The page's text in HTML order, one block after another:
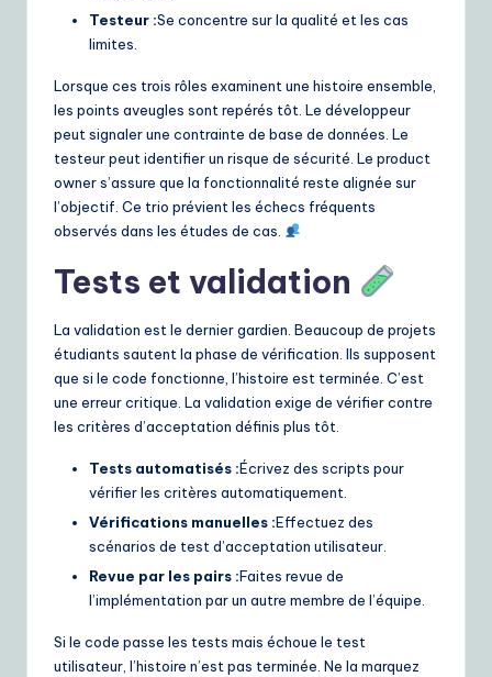
Testeur :Se concentre sur la qualité et les cas
limites.
Lorsque ces trois rôles examinent une histoire ensemble,
les points aveugles sont repérés tôt. Le développeur
peut signaler une contrainte de base de données. Le
testeur peut identifier un risque de sécurité. Le product
owner s’assure que la fonctionnalité reste alignée sur
l’objectif. Ce trio prévient les échecs fréquents
observés dans les études de cas.
Tests et validation
La validation est le dernier gardien. Beaucoup de projets
étudiants sautent la phase de vérification. Ils supposent
que si le code fonctionne, l’histoire est terminée. C’est
une erreur critique. La validation exige de vérifier contre
les critères d’acceptation définis plus tôt.
Tests automatisés :Écrivez des scripts pour
vérifier les critères automatiquement.
Vérifications manuelles :Effectuez des
scénarios de test d’acceptation utilisateur.
Revue par les pairs :Faites revue de
l’implémentation par un autre membre de l’équipe.
Si le code passe les tests mais échoue le test
utilisateur, l’histoire n’est pas terminée. Ne la marquez